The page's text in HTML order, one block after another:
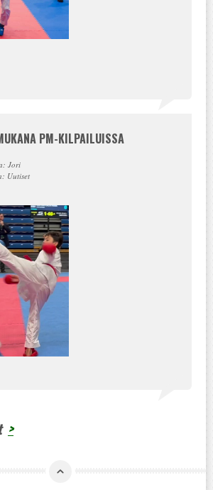
PM-KILPAILUISSA
Jori
Uutiset
>